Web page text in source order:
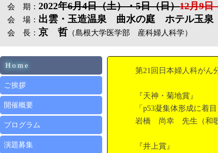
会 期： 2022年6月4日（土）・5日（日）12月9日
会 場： 出雲・玉造温泉 曲水の庭 ホテル玉泉
会 長： 京 哲 （島根大学医学部 産科婦人科学）
Home
ご挨拶
開催概要
プログラム
演題募集
第21回日本婦人科が
『天神・菊地賞』
「p53凝集体形成に着
岩橋 尚幸 先生（和
『井上賞』